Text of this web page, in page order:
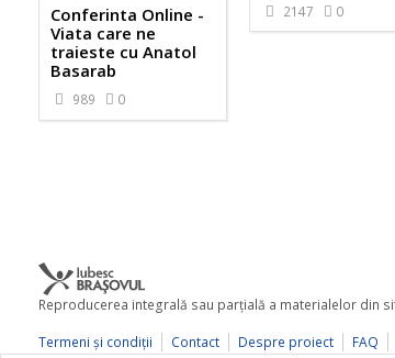
Conferinta Online -
Viata care ne
traieste cu Anatol
Basarab
989 0
2147 0
Reproducerea integrală sau parţială a materialelor din
Termeni şi condiţii
Contact Despre proiect FAQ